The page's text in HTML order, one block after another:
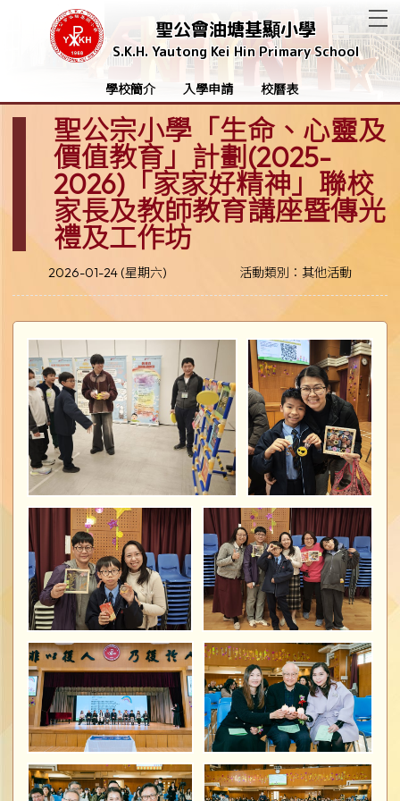
聖公會油塘基顯小學
S.K.H. Yautong Kei Hin Primary School
學校簡介 入學申請 校曆表
聖公宗小學「生命、心靈及
價值教育」計劃(2025-
2026)「家家好精神」聯校
家長及教師教育講座暨傳光
禮及工作坊
2026-01-24 (星期六) 活動類別：其他活動